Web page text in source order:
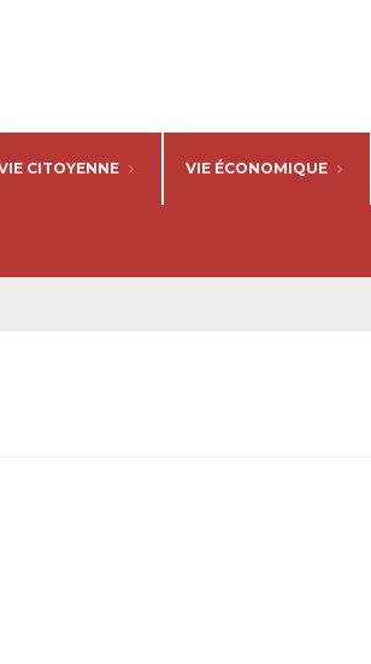
CITOYENNE VIE ÉCONOMIQUE